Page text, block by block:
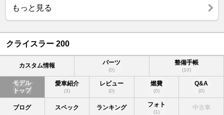
もっと見る
クライスラー 200
カスタム情報 パーツ
(0)
整備手帳
(10)
モデル
トップ
愛車紹介
(3)
レビュー
(0)
燃費
(0)
Q&A
(0)
ブログ スペック ランキング フォト
(1)
中古車